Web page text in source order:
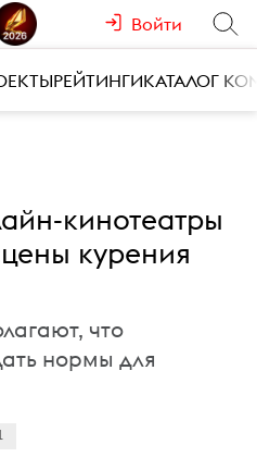
Войти
РЕЙТИНГИКАТАЛОГ
кинотеатры
курения
что
нормы для